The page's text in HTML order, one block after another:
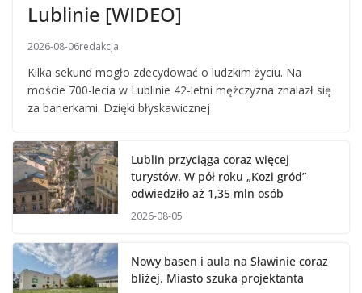
Lublinie [WIDEO]
2026-08-06redakcja
Kilka sekund mogło zdecydować o ludzkim życiu. Na
moście 700-lecia w Lublinie 42-letni mężczyzna znalazł się
za barierkami. Dzięki błyskawicznej
Lublin przyciąga coraz więcej
turystów. W pół roku „Kozi gród”
odwiedziło aż 1,35 mln osób
2026-08-05
Nowy basen i aula na Sławinie coraz
bliżej. Miasto szuka projektanta